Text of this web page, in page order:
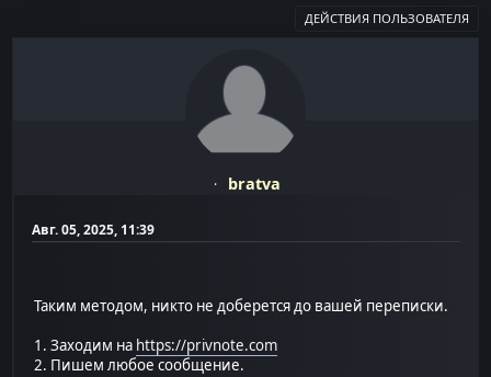
ДЕЙСТВИЯ ПОЛЬЗОВАТЕЛЯ
bratva
Авг. 05, 2025, 11:39
Таким методом, никто не доберется до вашей переписки.
1. Заходим на https://privnote.com
2. Пишем любое сообщение.